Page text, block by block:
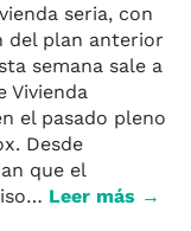
seria, con
del plan anterior
semana sale a
Vivienda
el pasado pleno
Desde
que el
Leer más →